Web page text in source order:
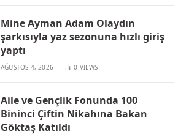
Mine Ayman Adam Olaydın
şarkısıyla yaz sezonuna hızlı giriş
yaptı
AĞUSTOS 4, 2026 0 VIEWS
Aile ve Gençlik Fonunda 100
Bininci Çiftin Nikahına Bakan
Göktaş Katıldı